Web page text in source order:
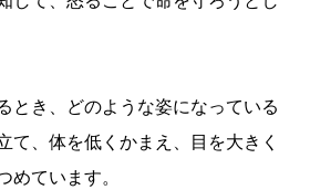
とき、どのような姿になっている
て、体を低くかまえ、目を大きく
めています。